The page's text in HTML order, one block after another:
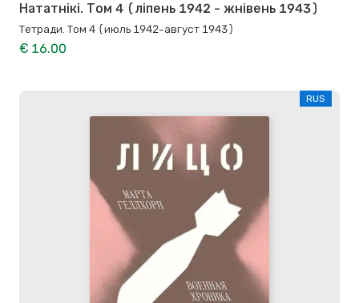
Нататнікі. Том 4 (ліпень 1942 - жнівень 1943)
Тетради. Том 4 (июль 1942-август 1943)
€ 16.00
RUS